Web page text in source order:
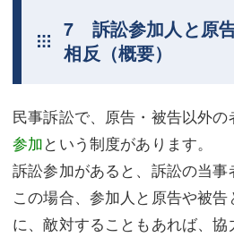
7 訴訟参加人と原
相反（概要）
民事訴訟で、原告・被告以外
参加という制度があります。
訴訟参加があると、訴訟の当事
この場合、参加人と原告や被
に、敵対することもあれば、協